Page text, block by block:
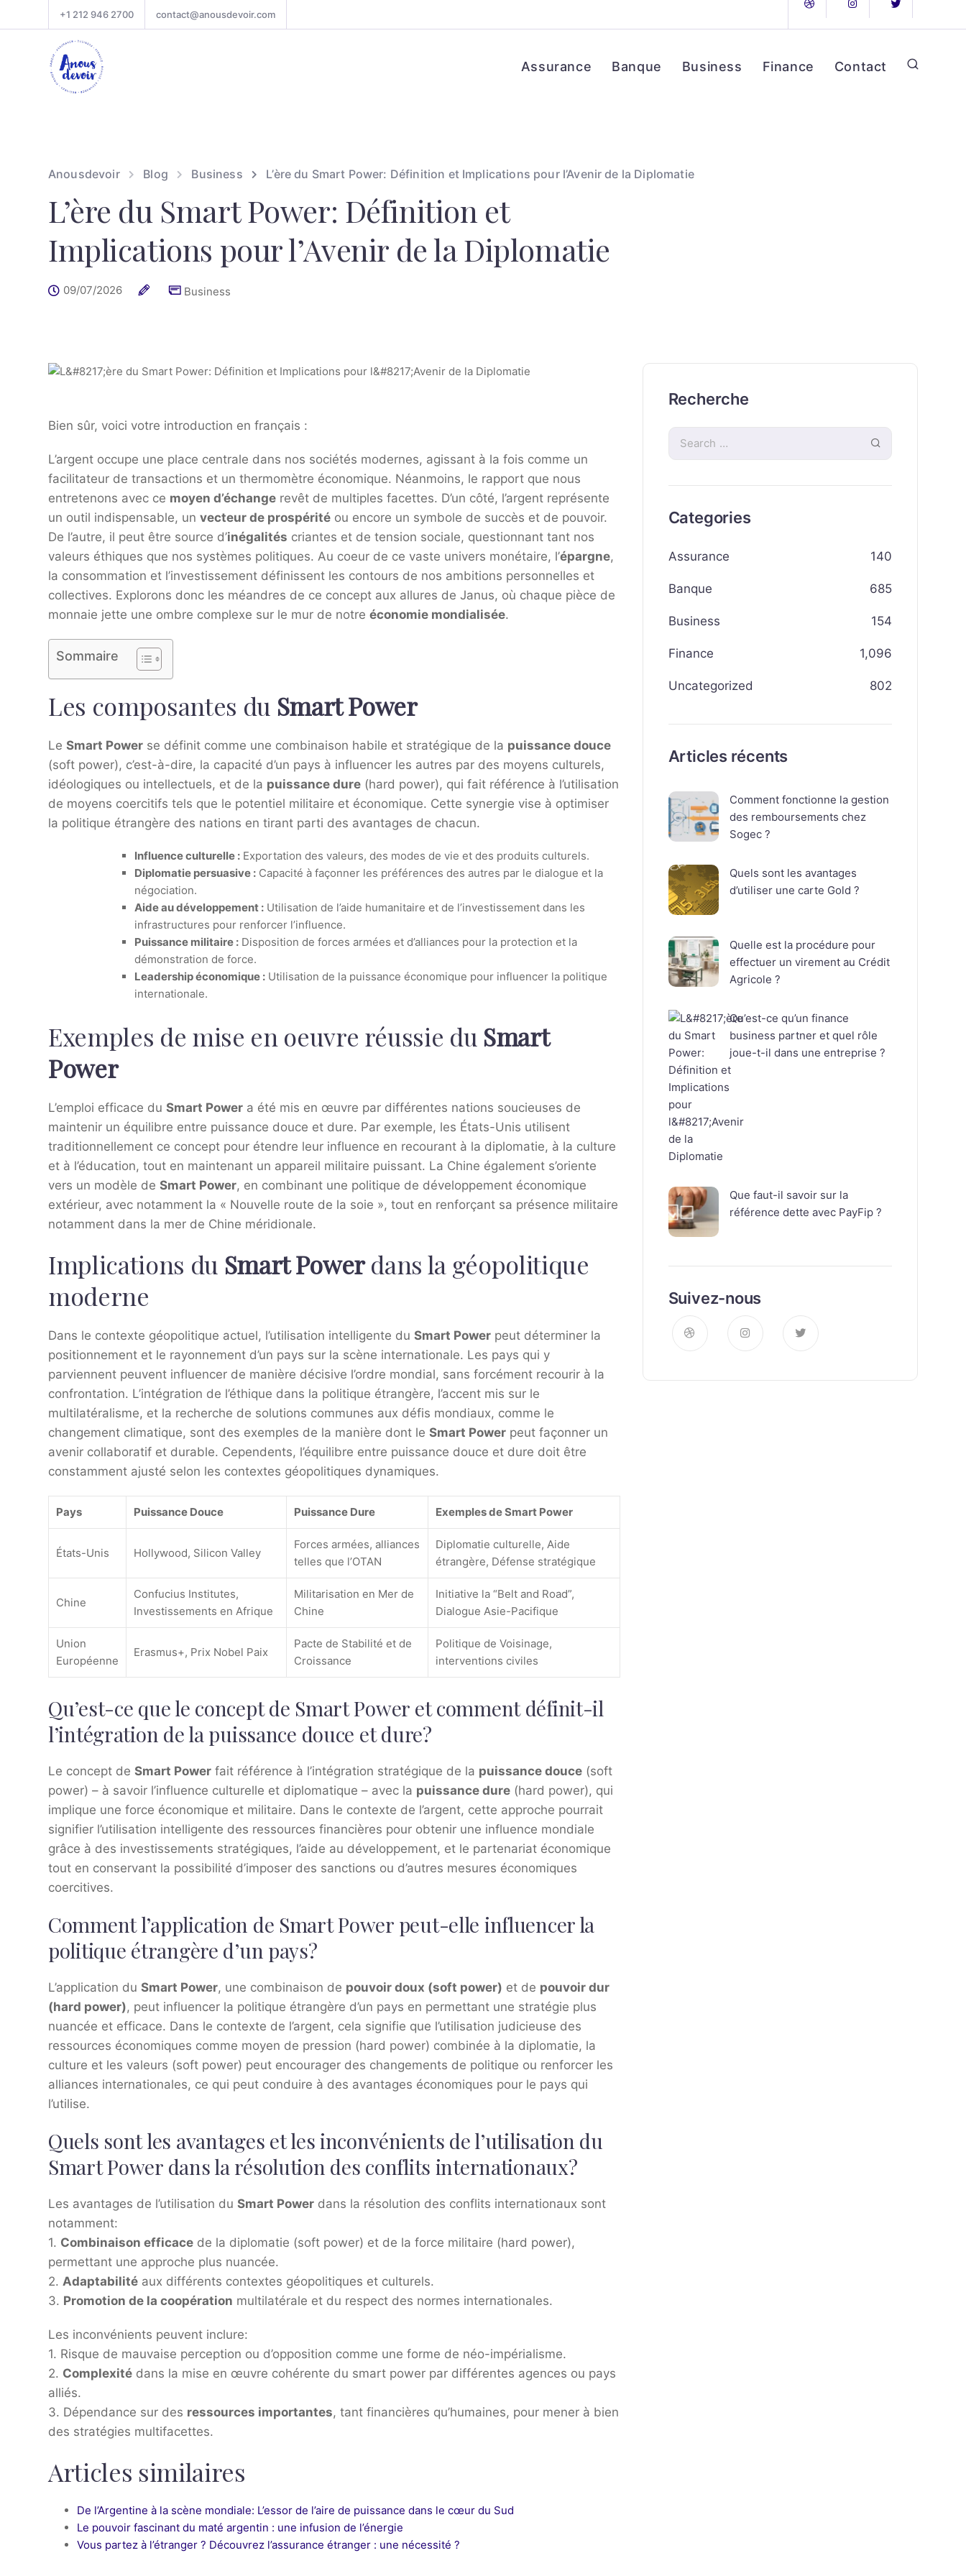
+1 212 946 2700 contact@anousdevoir.com
Assurance Banque Business Finance Contact
Anousdevoir Blog Business L’ère du Smart Power: Définition et Implications pour l’Avenir de la Diplomatie
L’ère du Smart Power: Définition et
Implications pour l’Avenir de la Diplomatie
09/07/2026 Business
Bien sûr, voici votre introduction en français :
L’argent occupe une place centrale dans nos sociétés modernes, agissant à la fois comme un
facilitateur de transactions et un thermomètre économique. Néanmoins, le rapport que nous
entretenons avec ce moyen d’échange revêt de multiples facettes. D’un côté, l’argent représente
un outil indispensable, un vecteur de prospérité ou encore un symbole de succès et de pouvoir.
De l’autre, il peut être source d’inégalités criantes et de tension sociale, questionnant tant nos
valeurs éthiques que nos systèmes politiques. Au coeur de ce vaste univers monétaire, l’épargne,
la consommation et l’investissement définissent les contours de nos ambitions personnelles et
collectives. Explorons donc les méandres de ce concept aux allures de Janus, où chaque pièce de
monnaie jette une ombre complexe sur le mur de notre économie mondialisée.
Sommaire
Les composantes du Smart Power
Le Smart Power se définit comme une combinaison habile et stratégique de la puissance douce
(soft power), c’est-à-dire, la capacité d’un pays à influencer les autres par des moyens culturels,
idéologiques ou intellectuels, et de la puissance dure (hard power), qui fait référence à l’utilisation
de moyens coercitifs tels que le potentiel militaire et économique. Cette synergie vise à optimiser
la politique étrangère des nations en tirant parti des avantages de chacun.
Influence culturelle : Exportation des valeurs, des modes de vie et des produits culturels.
Diplomatie persuasive : Capacité à façonner les préférences des autres par le dialogue et la
négociation.
Aide au développement : Utilisation de l’aide humanitaire et de l’investissement dans les
infrastructures pour renforcer l’influence.
Puissance militaire : Disposition de forces armées et d’alliances pour la protection et la
démonstration de force.
Leadership économique : Utilisation de la puissance économique pour influencer la politique
internationale.
Exemples de mise en oeuvre réussie du Smart
Power
L’emploi efficace du Smart Power a été mis en œuvre par différentes nations soucieuses de
maintenir un équilibre entre puissance douce et dure. Par exemple, les États-Unis utilisent
traditionnellement ce concept pour étendre leur influence en recourant à la diplomatie, à la culture
et à l’éducation, tout en maintenant un appareil militaire puissant. La Chine également s’oriente
vers un modèle de Smart Power, en combinant une politique de développement économique
extérieur, avec notamment la « Nouvelle route de la soie », tout en renforçant sa présence militaire
notamment dans la mer de Chine méridionale.
Implications du Smart Powerdans la géopolitique
moderne
Dans le contexte géopolitique actuel, l’utilisation intelligente du Smart Power peut déterminer la
positionnement et le rayonnement d’un pays sur la scène internationale. Les pays qui y
parviennent peuvent influencer de manière décisive l’ordre mondial, sans forcément recourir à la
confrontation. L’intégration de l’éthique dans la politique étrangère, l’accent mis sur le
multilatéralisme, et la recherche de solutions communes aux défis mondiaux, comme le
changement climatique, sont des exemples de la manière dont le Smart Power peut façonner un
avenir collaboratif et durable. Cependents, l’équilibre entre puissance douce et dure doit être
constamment ajusté selon les contextes géopolitiques dynamiques.
Pays Puissance Douce Puissance Dure Exemples deSmart Power
États-Unis Hollywood, Silicon Valley
Forces armées, alliances
telles que l’OTAN
Diplomatie culturelle, Aide
étrangère, Défense stratégique
Chine
Confucius Institutes,
Investissements en Afrique
Militarisation en Mer de
Chine
Initiative la “Belt and Road”,
Dialogue Asie-Pacifique
Union
Européenne
Erasmus+, Prix Nobel Paix
Pacte de Stabilité et de
Croissance
Politique de Voisinage,
interventions civiles
Qu’est-ce que le concept de Smart Power et comment définit-il
l’intégration de la puissance douce et dure?
Le concept de Smart Power fait référence à l’intégration stratégique de la puissance douce (soft
power) – à savoir l’influence culturelle et diplomatique – avec la puissance dure (hard power), qui
implique une force économique et militaire. Dans le contexte de l’argent, cette approche pourrait
signifier l’utilisation intelligente des ressources financières pour obtenir une influence mondiale
grâce à des investissements stratégiques, l’aide au développement, et le partenariat économique
tout en conservant la possibilité d’imposer des sanctions ou d’autres mesures économiques
coercitives.
Comment l’application de Smart Power peut-elle influencer la
politique étrangère d’un pays?
L’application du Smart Power, une combinaison de pouvoir doux (soft power) et de pouvoir dur
(hard power), peut influencer la politique étrangère d’un pays en permettant une stratégie plus
nuancée et efficace. Dans le contexte de l’argent, cela signifie que l’utilisation judicieuse des
ressources économiques comme moyen de pression (hard power) combinée à la diplomatie, la
culture et les valeurs (soft power) peut encourager des changements de politique ou renforcer les
alliances internationales, ce qui peut conduire à des avantages économiques pour le pays qui
l’utilise.
Quels sont les avantages et les inconvénients de l’utilisation du
Smart Power dans la résolution des conflits internationaux?
Les avantages de l’utilisation du Smart Power dans la résolution des conflits internationaux sont
notamment:
1. Combinaison efficace de la diplomatie (soft power) et de la force militaire (hard power),
permettant une approche plus nuancée.
2. Adaptabilité aux différents contextes géopolitiques et culturels.
3. Promotion de la coopération multilatérale et du respect des normes internationales.
Les inconvénients peuvent inclure:
1. Risque de mauvaise perception ou d’opposition comme une forme de néo-impérialisme.
2. Complexité dans la mise en œuvre cohérente du smart power par différentes agences ou pays
alliés.
3. Dépendance sur des ressources importantes, tant financières qu’humaines, pour mener à bien
des stratégies multifacettes.
Articles similaires
De l’Argentine à la scène mondiale: L’essor de l’aire de puissance dans le cœur du Sud
Le pouvoir fascinant du maté argentin : une infusion de l’énergie
Vous partez à l’étranger ? Découvrez l’assurance étranger : une nécessité ?
Recherche
Categories
Assurance 140
Banque 685
Business 154
Finance 1,096
Uncategorized 802
Articles récents
Comment fonctionne la gestion
des remboursements chez
Sogec ?
Quels sont les avantages
d’utiliser une carte Gold ?
Quelle est la procédure pour
effectuer un virement au Crédit
Agricole ?
Qu’est-ce qu’un finance
business partner et quel rôle
joue-t-il dans une entreprise ?
Que faut-il savoir sur la
référence dette avec PayFip ?
Suivez-nous